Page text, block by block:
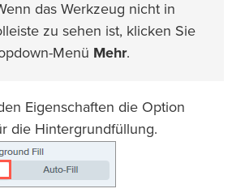
das Werkzeug nicht in
zu sehen ist, klicken Sie
Menü Mehr.
Eigenschaften die Option
die Hintergrundfüllung.